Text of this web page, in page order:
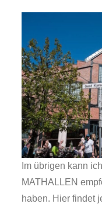
Im übrigen kann
MATHALLEN
haben. Hier findet